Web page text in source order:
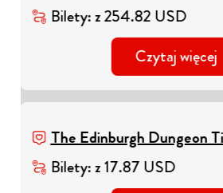
Bilety:z254.82 USD
Czytaj więcej
The Edinburgh Dungeon
Bilety:z17.87 USD